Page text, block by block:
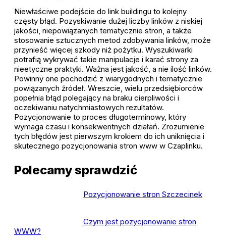
Niewłaściwe podejście do link buildingu to kolejny
częsty błąd. Pozyskiwanie dużej liczby linków z niskiej
jakości, niepowiązanych tematycznie stron, a także
stosowanie sztucznych metod zdobywania linków, może
przynieść więcej szkody niż pożytku. Wyszukiwarki
potrafią wykrywać takie manipulacje i karać strony za
nieetyczne praktyki. Ważna jest jakość, a nie ilość linków.
Powinny one pochodzić z wiarygodnych i tematycznie
powiązanych źródeł. Wreszcie, wielu przedsiębiorców
popełnia błąd polegający na braku cierpliwości i
oczekiwaniu natychmiastowych rezultatów.
Pozycjonowanie to proces długoterminowy, który
wymaga czasu i konsekwentnych działań. Zrozumienie
tych błędów jest pierwszym krokiem do ich uniknięcia i
skutecznego pozycjonowania stron www w Czaplinku.
Polecamy sprawdzić
Pozycjonowanie stron Szczecinek
Czym jest pozycjonowanie stron
WWW?